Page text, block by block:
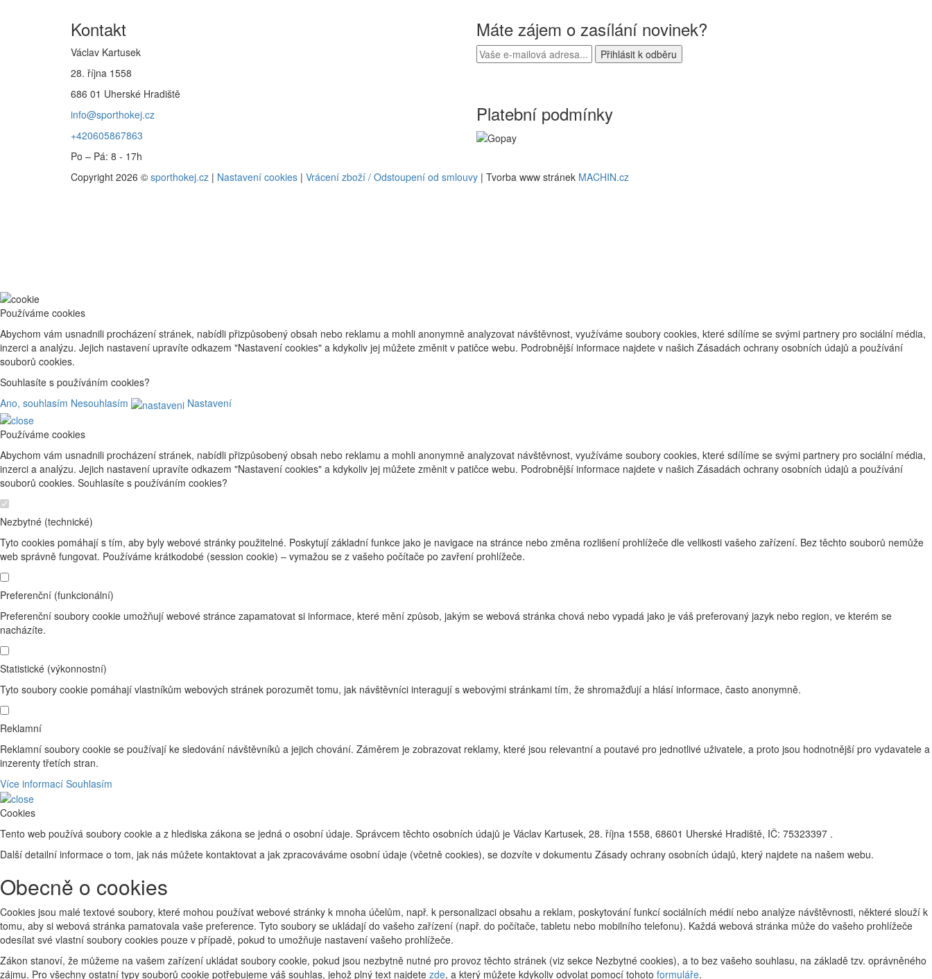
Kontakt
Václav Kartusek
28. října 1558
686 01 Uherské Hradiště
info@sporthokej.cz
+420605867863
Po – Pá: 8 - 17h
Máte zájem o zasílání novinek?
Platební podmínky
Copyright 2026 © sporthokej.cz | Nastavení cookies | Vrácení zboží / Odstoupení od smlouvy | Tvorba www stránek MACHIN.cz
Používáme cookies
Abychom vám usnadnili procházení stránek, nabídli přizpůsobený obsah nebo reklamu a mohli anonymně analyzovat návštěvnost, využíváme soubory cookies, které sdílíme se svými partnery pro sociální média,
inzerci a analýzu. Jejich nastavení upravíte odkazem "Nastavení cookies" a kdykoliv jej můžete změnit v patičce webu. Podrobnější informace najdete v našich Zásadách ochrany osobních údajů a používání
souborů cookies.
Souhlasíte s používáním cookies?
Ano, souhlasím Nesouhlasím Nastavení
Používáme cookies
Abychom vám usnadnili procházení stránek, nabídli přizpůsobený obsah nebo reklamu a mohli anonymně analyzovat návštěvnost, využíváme soubory cookies, které sdílíme se svými partnery pro sociální média,
inzerci a analýzu. Jejich nastavení upravíte odkazem "Nastavení cookies" a kdykoliv jej můžete změnit v patičce webu. Podrobnější informace najdete v našich Zásadách ochrany osobních údajů a používání
souborů cookies. Souhlasíte s používáním cookies?
Nezbytné (technické)
Tyto cookies pomáhají s tím, aby byly webové stránky použitelné. Poskytují základní funkce jako je navigace na stránce nebo změna rozlišení prohlížeče dle velikosti vašeho zařízení. Bez těchto souborů nemůže
web správně fungovat. Používáme krátkodobé (session cookie) – vymažou se z vašeho počítače po zavření prohlížeče.
Preferenční (funkcionální)
Preferenční soubory cookie umožňují webové stránce zapamatovat si informace, které mění způsob, jakým se webová stránka chová nebo vypadá jako je váš preferovaný jazyk nebo region, ve kterém se
nacházíte.
Statistické (výkonnostní)
Tyto soubory cookie pomáhají vlastníkům webových stránek porozumět tomu, jak návštěvníci interagují s webovými stránkami tím, že shromažďují a hlásí informace, často anonymně.
Reklamní
Reklamní soubory cookie se používají ke sledování návštěvníků a jejich chování. Záměrem je zobrazovat reklamy, které jsou relevantní a poutavé pro jednotlivé uživatele, a proto jsou hodnotnější pro vydavatele a
inzerenty třetích stran.
Více informací Souhlasím
Cookies
Tento web používá soubory cookie a z hlediska zákona se jedná o osobní údaje. Správcem těchto osobních údajů je Václav Kartusek, 28. října 1558, 68601 Uherské Hradiště, IČ: 75323397 .
Další detailní informace o tom, jak nás můžete kontaktovat a jak zpracováváme osobní údaje (včetně cookies), se dozvíte v dokumentu Zásady ochrany osobních údajů, který najdete na našem webu.
Obecně o cookies
Cookies jsou malé textové soubory, které mohou používat webové stránky k mnoha účelům, např. k personalizaci obsahu a reklam, poskytování funkcí sociálních médií nebo analýze návštěvnosti, některé slouží k
tomu, aby si webová stránka pamatovala vaše preference. Tyto soubory se ukládají do vašeho zařízení (např. do počítače, tabletu nebo mobilního telefonu). Každá webová stránka může do vašeho prohlížeče
odesílat své vlastní soubory cookies pouze v případě, pokud to umožňuje nastavení vašeho prohlížeče.
Zákon stanoví, že můžeme na vašem zařízení ukládat soubory cookie, pokud jsou nezbytně nutné pro provoz těchto stránek (viz sekce Nezbytné cookies), a to bez vašeho souhlasu, na základě tzv. oprávněného
zájmu. Pro všechny ostatní typy souborů cookie potřebujeme váš souhlas, jehož plný text najdete zde, a který můžete kdykoliv odvolat pomocí tohoto formuláře.